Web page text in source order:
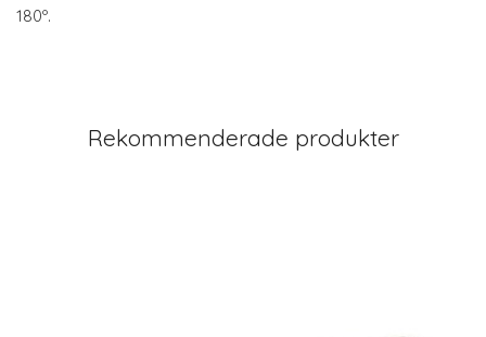
180º.
Rekommenderade produkter